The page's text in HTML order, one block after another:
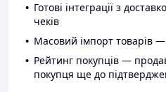
Готові інтеграції з
чеків
Масовий імпорт товарів
Рейтинг покупців —
покупця ще до